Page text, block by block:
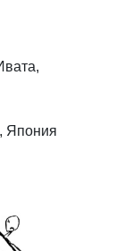
Япония